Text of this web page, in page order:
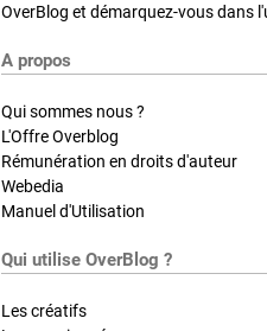
OverBlog et démarquez-vous dans
A propos
Qui sommes nous ?
L'Offre Overblog
Rémunération en droits d'auteur
Webedia
Manuel d'Utilisation
Qui utilise OverBlog ?
Les créatifs